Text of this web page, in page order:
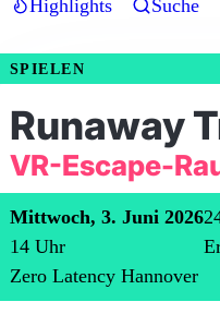
Highlights Suche
SPIELEN
Runaway
VR-Escape-
Mittwoch, 3. Juni 2026
14 Uhr
Zero Latency Hannover